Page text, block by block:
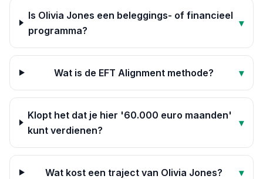
Is Olivia Jones een beleggings- of financieel
programma?
▾
Wat is de EFT Alignment methode? ▾
Klopt het dat je hier '60.000 euro maanden'
kunt verdienen?
▾
Wat kost een traject van Olivia Jones? ▾